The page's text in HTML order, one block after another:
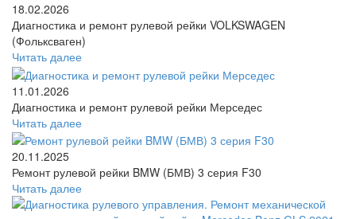
18.02.2026
Диагностика и ремонт рулевой рейки VOLKSWAGEN
(Фольксваген)
Читать далее
11.01.2026
Диагностика и ремонт рулевой рейки Мерседес
Читать далее
20.11.2025
Ремонт рулевой рейки BMW (БМВ) 3 серия F30
Читать далее